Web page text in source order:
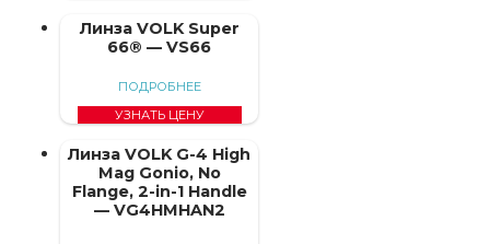
Линза VOLK Super
66® — VS66
ПОДРОБНЕЕ
УЗНАТЬ ЦЕНУ
Линза VOLK G-4 High
Mag Gonio, No
Flange, 2-in-1 Handle
— VG4HMHAN2